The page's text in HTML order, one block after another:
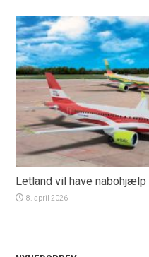
Letland vil have
8. april 2026